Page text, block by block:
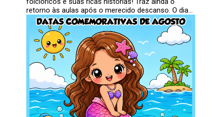
retorno às aulas após o merecido descanso. O dia...